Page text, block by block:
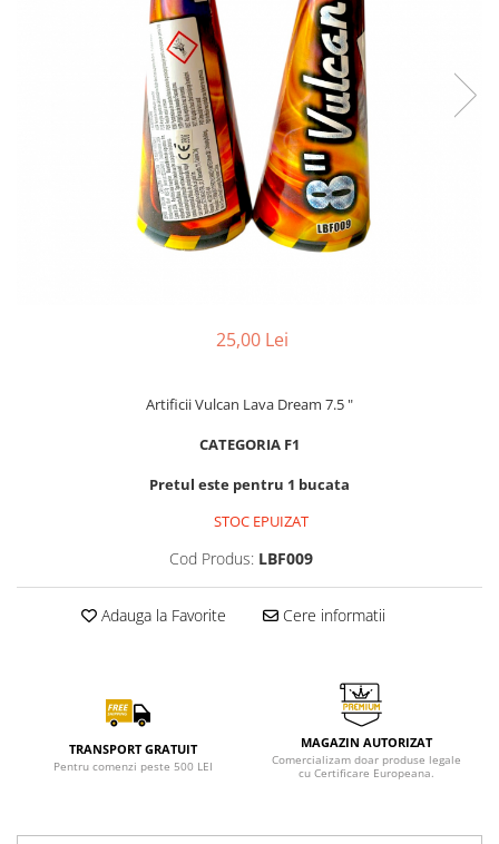
25,00 Lei
Artificii Vulcan Lava Dream 7.5 "
CATEGORIA F1
Pretul este pentru 1 bucata
STOC EPUIZAT
Cod Produs: LBF009
Adauga la Favorite Cere informatii
TRANSPORT GRATUIT
Pentru comenzi peste 500 LEI
MAGAZIN AUTORIZAT
Comercializam doar produse legale
cu Certificare Europeana.